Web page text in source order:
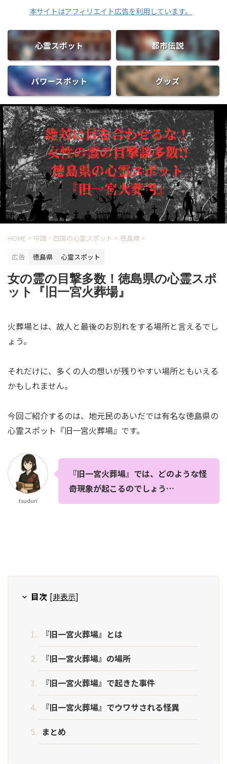
本サイトはアフィリエイト広告を利用しています。
心霊スポット 都市伝説
パワースポット グッズ
HOME > 中国・四国の心霊スポット > 徳島県 >
広告
徳島県 心霊スポット
女の霊の目撃多数！徳島県の心霊スポ
ット『旧一宮火葬場』
火葬場とは、故人と最後のお別れをする場所と言えるでし
ょう。
それだけに、多くの人の想いが残りやすい場所ともいえる
かもしれません。
今回ご紹介するのは、地元民のあいだでは有名な徳島県の
心霊スポット『旧一宮火葬場』です。
tsuduri
『旧一宮火葬場』では、どのような怪
奇現象が起こるのでしょう…
目次 [非表示]
『旧一宮火葬場』とは
『旧一宮火葬場』の場所
『旧一宮火葬場』で起きた事件
『旧一宮火葬場』でウワサされる怪異
まとめ